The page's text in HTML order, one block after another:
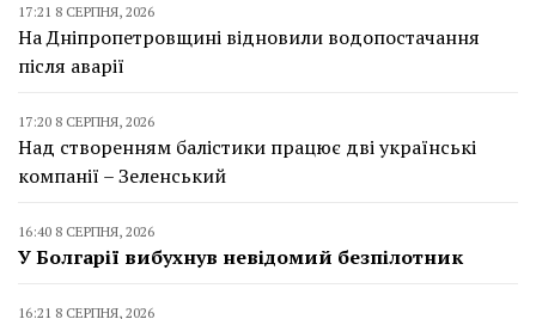
17:21 8 СЕРПНЯ, 2026
На Дніпропетровщині відновили водопостачання
після аварії
17:20 8 СЕРПНЯ, 2026
Над створенням балістики працює дві українські
компанії – Зеленський
16:40 8 СЕРПНЯ, 2026
У Болгарії вибухнув невідомий безпілотник
16:21 8 СЕРПНЯ, 2026